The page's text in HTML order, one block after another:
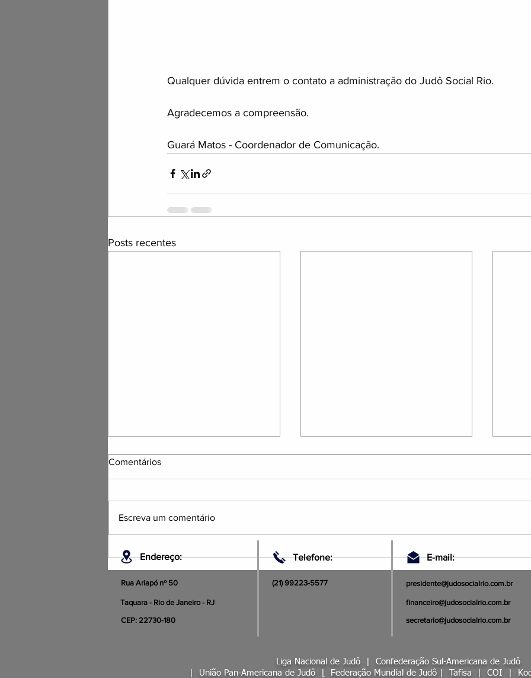
Qualquer dúvida entrem o contato a administração do Judô Social Rio.
Agradecemos a compreensão.
Guará Matos - Coordenador de Comunicação.
Posts recentes
Judô Social Rio: Soldados da
Ética e da Verdade
Comentários
Escreva um comentário
Endereço:
Rua Ariapó nº 50
Taquara - Rio de Janeiro - RJ
CEP: 22730-180
Telefone:
(21) 99223-5577
E-mail:
presidente@judosocialrio.com.br
financeiro@judosocialrio.com.br
secretario@judosocialrio.com.br
Liga Nacional de Judô | Confederação Sul-Americana de Judô
União Pan-Americana de Judô Federação Mundial de Judô| Tafisa COI